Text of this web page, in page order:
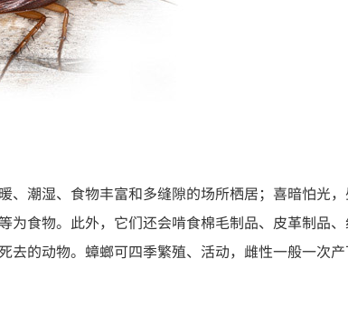
潮湿、食物丰富和多缝隙的场所栖居；喜暗怕光
食物。此外，它们还会啃食棉毛制品、皮革制品
的动物。蟑螂可四季繁殖、活动，雌性一般一次